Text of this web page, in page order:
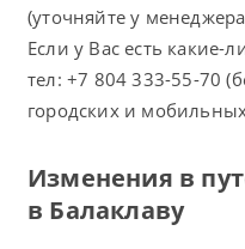
(уточняйте у
Если у Вас есть какие-
тел: +7 804 333-55-70
городских и
Изменения в
в Балаклаву